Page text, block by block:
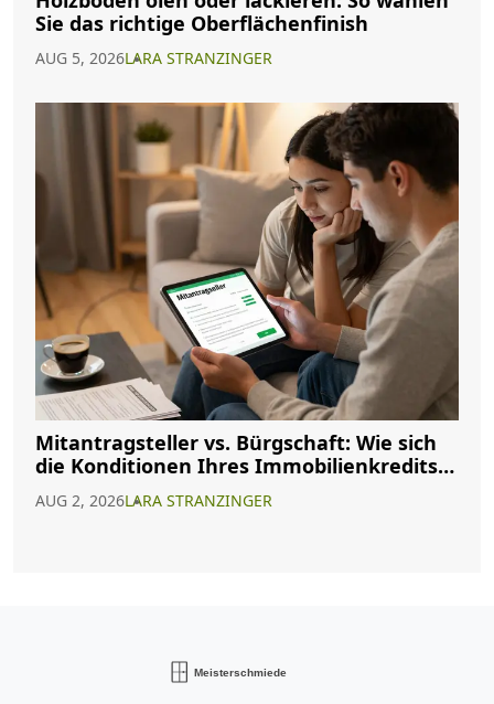
Sie das richtige Oberflächenfinish
AUG 5, 2026LARA STRANZINGER
Mitantragsteller vs. Bürgschaft: Wie sich
die Konditionen Ihres Immobilienkredits
AUG 2, 2026LARA STRANZINGER